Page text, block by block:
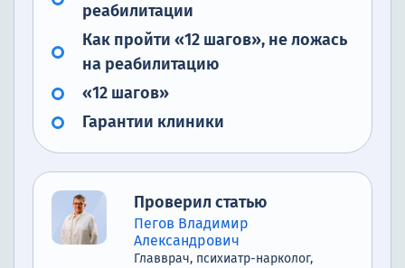
реабилитации
Как пройти «12 шагов», не ложась
на реабилитацию
«12 шагов»
Гарантии клиники
Проверил статью
Пегов Владимир
Александрович
Главврач, психиатр-нарколог,